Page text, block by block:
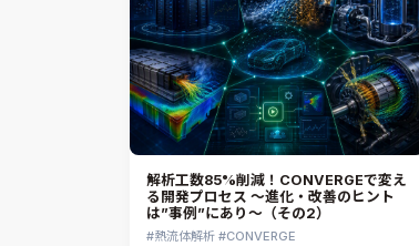
解析工数85%削減！CONVERGEで変え
る開発プロセス ～進化・改善のヒント
は”事例”にあり～（その2）
熱流体解析 CONVERGE